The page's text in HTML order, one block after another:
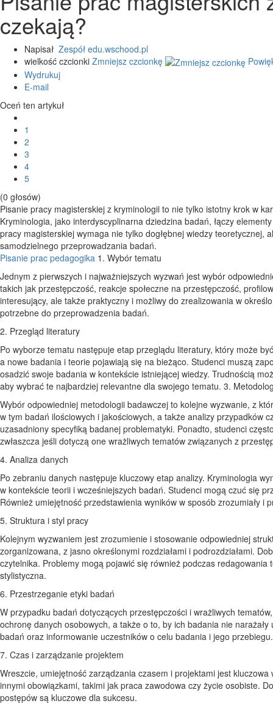
czekają?
Napisał Zespół edu.wschood.pl
wielkość czcionki Zmniejsz czcionkę
Wydrukuj
E-mail
Oceń ten artykuł
1
2
3
4
5
(0 głosów)
Pisanie pracy magisterskiej z kryminologii to nie tylko istotny krok w
Kryminologia, jako interdyscyplinarna dziedzina badań, łączy
pracy magisterskiej wymaga nie tylko dogłębnej wiedzy
samodzielnego przeprowadzania badań.
Pisanie prac pedagogika 1. Wybór tematu
Jednym z pierwszych i najważniejszych wyzwań jest wybór
takich jak przestępczość, reakcje społeczne na przestępczość,
interesujący, ale także praktyczny i możliwy do zrealizowania w
potrzebne do przeprowadzenia badań.
2. Przegląd literatury
Po wyborze tematu następuje etap przeglądu literatury, który może
a nowe badania i teorie pojawiają się na bieżąco. Studenci muszą
osadzić swoje badania w kontekście istniejącej wiedzy. Trudnością
aby wybrać te najbardziej relevantne dla swojego tematu. 3.
Wybór odpowiedniej metodologii badawczej to kolejne wyzwanie, z
w tym badań ilościowych i jakościowych, a także analizy przypadków
uzasadniony specyfiką badanej problematyki. Ponadto, studenci
zwłaszcza jeśli dotyczą one wrażliwych tematów związanych z
4. Analiza danych
Po zebraniu danych następuje kluczowy etap analizy. Kryminologia
w kontekście teorii i wcześniejszych badań. Studenci mogą czuć się
Również umiejętność przedstawienia wyników w sposób zrozumiały
5. Struktura i styl pracy
Kolejnym wyzwaniem jest zrozumienie i stosowanie odpowiedniej
zorganizowana, z jasno określonymi rozdziałami i podrozdziałami.
czytelnika. Problemy mogą pojawić się również podczas
stylistyczna.
6. Przestrzeganie etyki badań
W przypadku badań dotyczących przestępczości i wrażliwych
ochronę danych osobowych, a także o to, by ich badania nie
badań oraz informowanie uczestników o celu badania i jego przebiegu.
7. Czas i zarządzanie projektem
Wreszcie, umiejętność zarządzania czasem i projektami jest
innymi obowiązkami, takimi jak praca zawodowa czy życie osobiste.
postępów są kluczowe dla sukcesu.